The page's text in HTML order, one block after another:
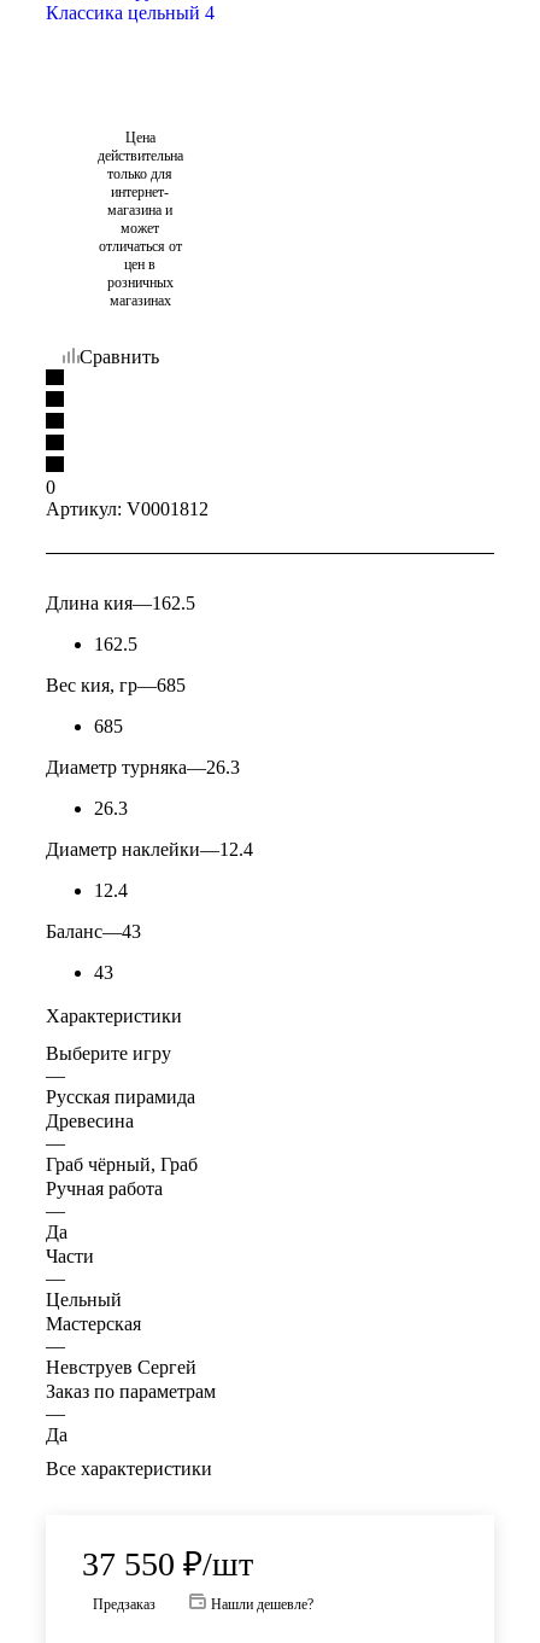
Цена
действительна
только для
интернет-
магазина и
может
отличаться от
цен в
розничных
магазинах
Сравнить
0
Артикул: V0001812
Длина кия—162.5
162.5
Вес кия, гр—685
685
Диаметр турняка—26.3
26.3
Диаметр наклейки—12.4
12.4
Баланс—43
43
Характеристики
Выберите игру
—
Русская пирамида
Древесина
—
Граб чёрный, Граб
Ручная работа
—
Да
Части
—
Цельный
Мастерская
—
Невструев Сергей
Заказ по параметрам
—
Да
Все характеристики
37 550 ₽/шт
Предзаказ Нашли дешевле?